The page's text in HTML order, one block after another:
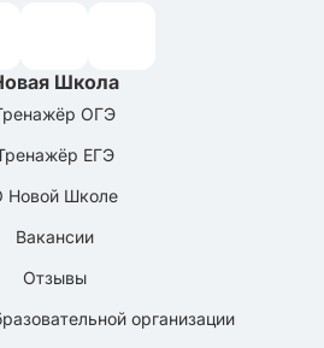
Школа
ОГЭ
ЕГЭ
Новой Школе
Вакансии
Отзывы
организации